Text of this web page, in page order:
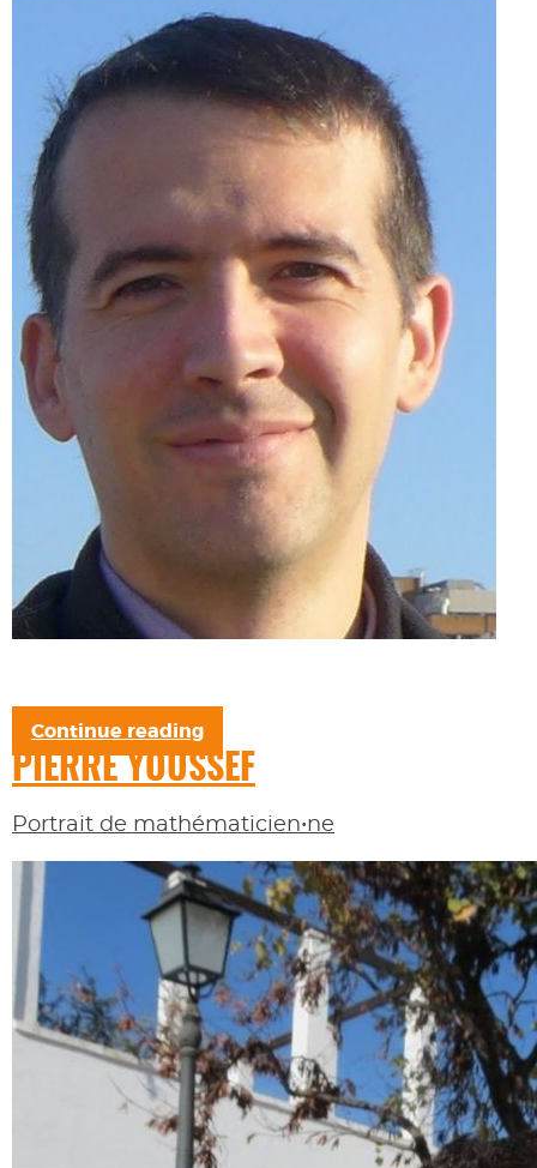
Continue reading
PIERRE YOUSSEF
Portrait de mathématicien•ne